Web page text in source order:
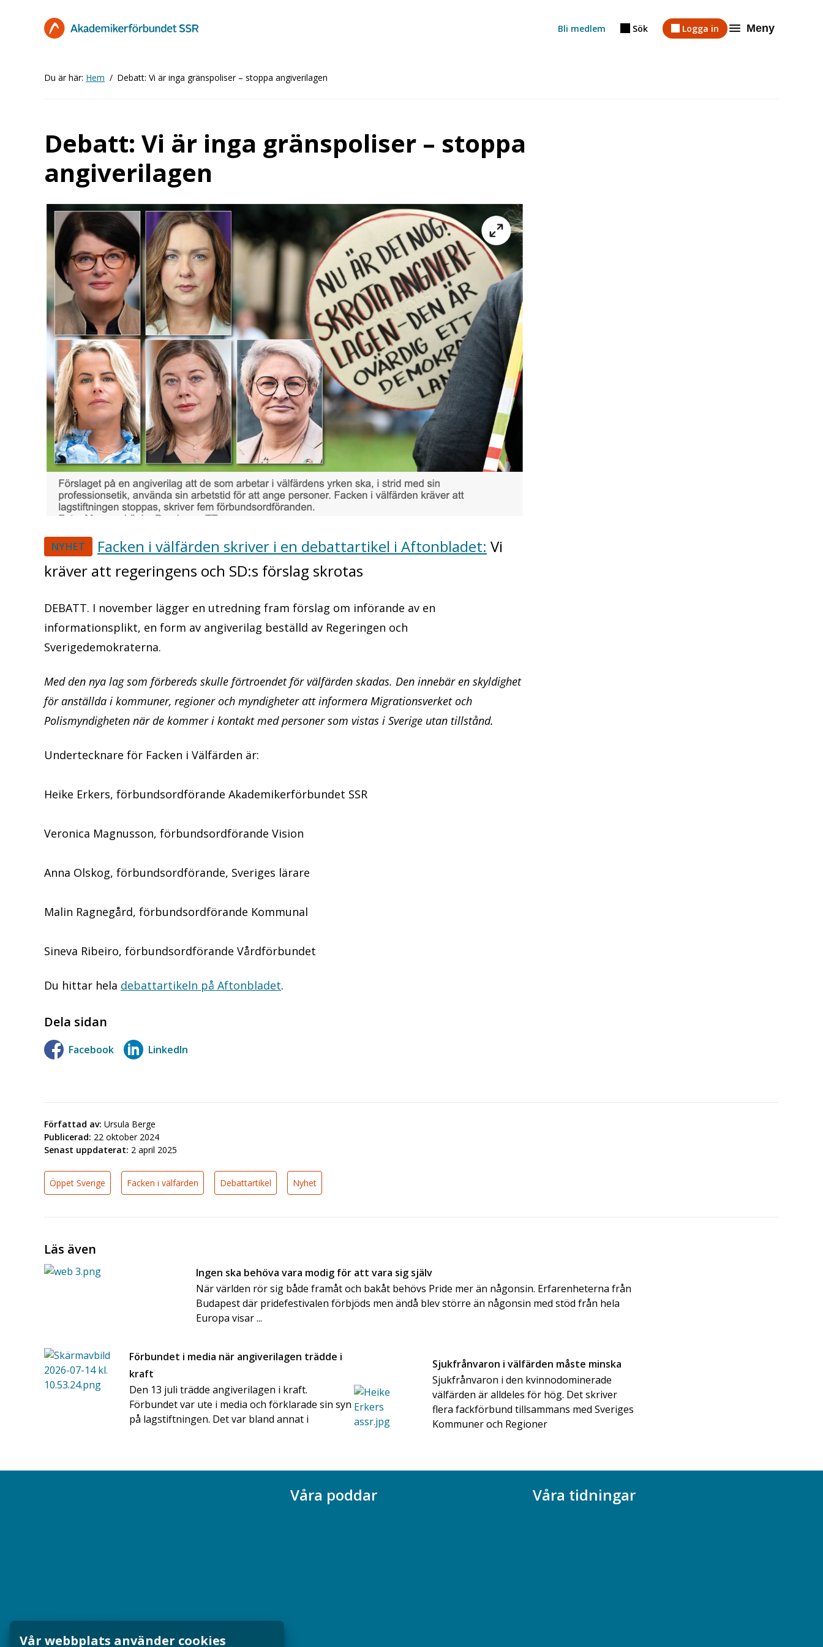
Bli medlem Sök Logga in Meny
Du är här: Hem Debatt: Vi är inga gränspoliser – stoppa angiverilagen
Debatt: Vi är inga gränspoliser – stoppa
angiverilagen
NYHET Facken i välfärden skriver i en debattartikel i Aftonbladet: Vi
kräver att regeringens och SD:s förslag skrotas
DEBATT. I november lägger en utredning fram förslag om införande av en
informationsplikt, en form av angiverilag beställd av Regeringen och
Sverigedemokraterna.
Med den nya lag som förbereds skulle förtroendet för välfärden skadas. Den innebär en skyldighet
för anställda i kommuner, regioner och myndigheter att informera Migrationsverket och
Polismyndigheten när de kommer i kontakt med personer som vistas i Sverige utan tillstånd.
Undertecknare för Facken i Välfärden är:
Heike Erkers, förbundsordförande Akademikerförbundet SSR
Veronica Magnusson, förbundsordförande Vision
Anna Olskog, förbundsordförande, Sveriges lärare
Malin Ragnegård, förbundsordförande Kommunal
Sineva Ribeiro, förbundsordförande Vårdförbundet
Du hittar hela debattartikeln på Aftonbladet.
Dela sidan
Facebook LinkedIn
Författad av: Ursula Berge
Publicerad: 22 oktober 2024
Senast uppdaterat: 2 april 2025
Öppet Sverige Facken i välfärden Debattartikel Nyhet
Läs även
Ingen ska behöva vara modig för att vara sig själv
När världen rör sig både framåt och bakåt behövs Pride mer än någonsin. Erfarenheterna från
Budapest där pridefestivalen förbjöds men ändå blev större än någonsin med stöd från hela
Europa visar ...
Förbundet i media när angiverilagen trädde i
kraft
Den 13 juli trädde angiverilagen i kraft.
Förbundet var ute i media och förklarade sin syn
på lagstiftningen. Det var bland annat i
Sjukfrånvaron i välfärden måste minska
Sjukfrånvaron i den kvinnodominerade
välfärden är alldeles för hög. Det skriver
flera fackförbund tillsammans med Sveriges
Kommuner och Regioner
Dina försäkringar i Akademikerförsäkring
Våra poddar Våra tidningar
Vår webbplats använder cookies